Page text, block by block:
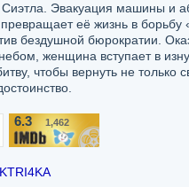
Эвакуация машины и
её жизнь в борьбу
бездушной бюрократии.
женщина вступает в
чтобы вернуть не только
6.3 1,462